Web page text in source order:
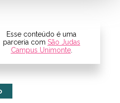
Publicar no Facebook
Esse conteúdo é uma
parceria com São Judas
Campus Unimonte.